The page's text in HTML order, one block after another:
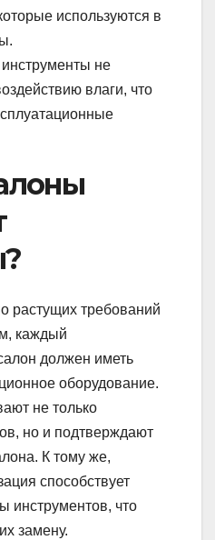
используются в
не
влаги, что
растущих требований
каждый
должен иметь
оборудование.
не только
но и подтверждают
К тому же,
способствует
инструментов, что
замену.